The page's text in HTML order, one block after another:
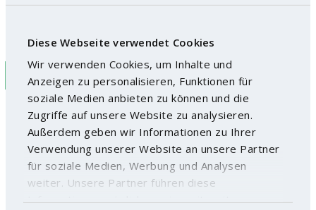
Diese Webseite verwendet Cookies
Wir verwenden Cookies, um Inhalte und
Anzeigen zu personalisieren, Funktionen für
soziale Medien anbieten zu können und die
Zugriffe auf unsere Website zu analysieren.
Außerdem geben wir Informationen zu Ihrer
Verwendung unserer Website an unsere Partner
für soziale Medien, Werbung und Analysen
weiter. Unsere Partner führen diese
Informationen möglicherweise mit weiteren
Bag closing system INNOSEAL, black/clear - ABS